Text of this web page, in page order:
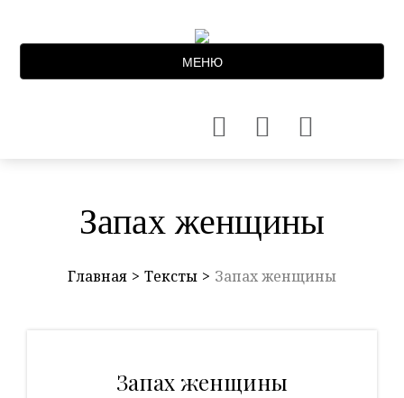
МЕНЮ
Запах женщины
Главная Тексты Запах женщины
Запах женщины